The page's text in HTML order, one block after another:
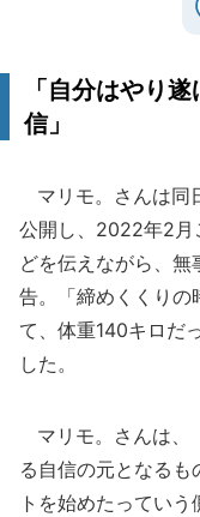
「自分はやり
信」
マリモ。さんは同
公開し、2022年2月
どを伝えながら、
告。「締めくくりの
て、体重140キロだ
した。
マリモ。さんは、
る自信の元となる
トを始めたってい